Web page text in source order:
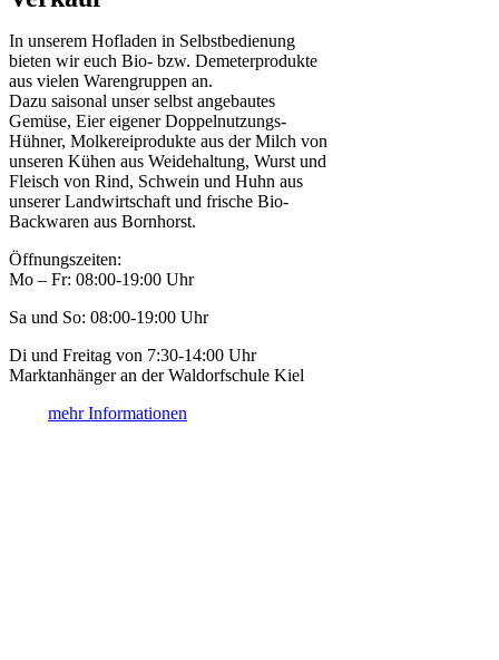
In unserem Hofladen in Selbstbedienung
bieten wir euch Bio- bzw. Demeterprodukte
aus vielen Warengruppen an.
Dazu saisonal unser selbst angebautes
Gemüse, Eier eigener Doppelnutzungs-
Hühner, Molkereiprodukte aus der Milch von
unseren Kühen aus Weidehaltung, Wurst und
Fleisch von Rind, Schwein und Huhn aus
unserer Landwirtschaft und frische Bio-
Backwaren aus Bornhorst.
Öffnungszeiten:
Mo – Fr: 08:00-19:00 Uhr
Sa und So: 08:00-19:00 Uhr
Di und Freitag von 7:30-14:00 Uhr
Marktanhänger an der Waldorfschule Kiel
mehr Informationen